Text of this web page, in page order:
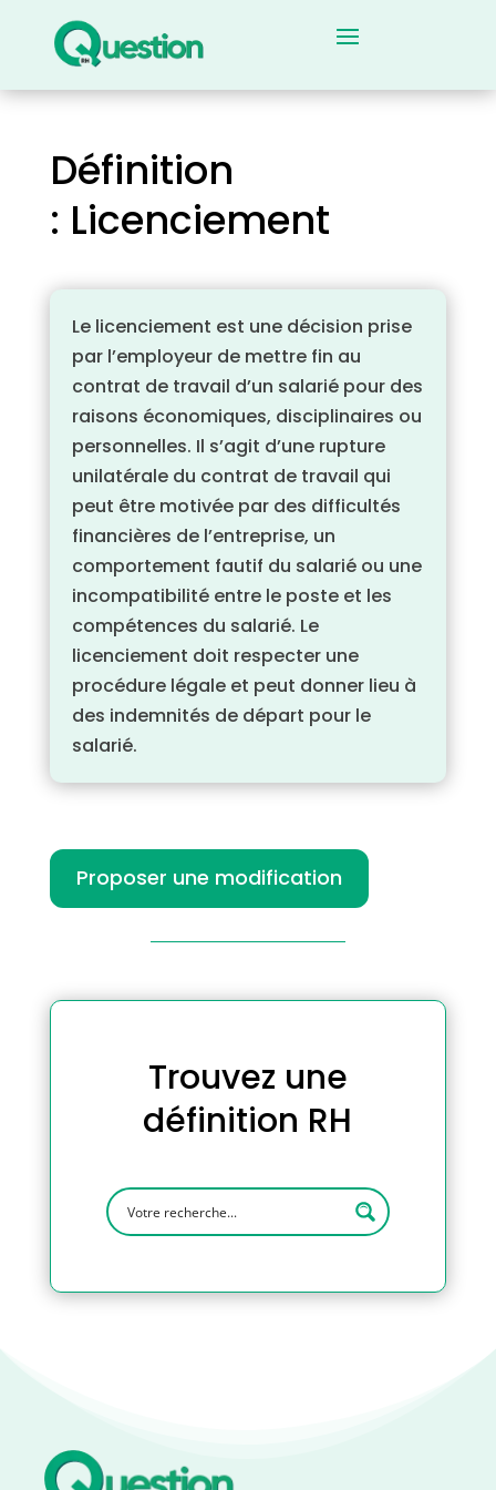
Définition
: Licenciement
Le licenciement est une décision prise
par l’employeur de mettre fin au
contrat de travail d’un salarié pour des
raisons économiques, disciplinaires ou
personnelles. Il s’agit d’une rupture
unilatérale du contrat de travail qui
peut être motivée par des difficultés
financières de l’entreprise, un
comportement fautif du salarié ou une
incompatibilité entre le poste et les
compétences du salarié. Le
licenciement doit respecter une
procédure légale et peut donner lieu à
des indemnités de départ pour le
salarié.
Proposer une modification
Trouvez une
définition RH